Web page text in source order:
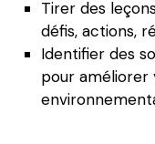
Tirer des
défis, actions,
Identifier des
pour